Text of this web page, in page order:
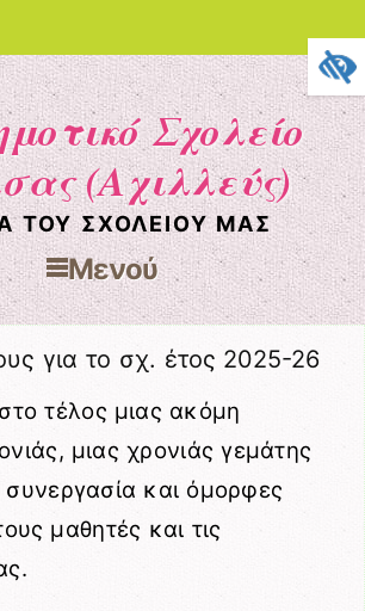
Σχολείο
(Αχιλλεύς)
ΤΟΥ ΣΧΟΛΕΊΟΥ ΜΑΣ
Μενού
για το σχ. έτος 2025-26
τέλος μιας ακόμη
μιας χρονιάς γεμάτης
και όμορφες
μαθητές και τις